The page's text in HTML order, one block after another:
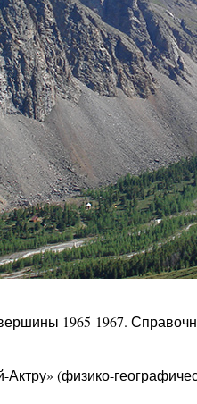
1965-1967.
(физико-